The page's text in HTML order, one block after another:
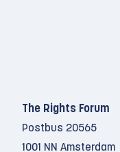
The Rights Forum
Postbus 20565
1001 NN Amsterdam